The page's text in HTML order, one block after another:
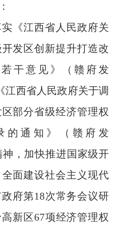
《江西省人民政府关
发区创新提升打造改
干意见》（赣府发
江西省人民政府关于调
部分省级经济管理权
的通知》（赣府发
，加快推进国家级开
面建设社会主义现代
府第18次常务会议研
新区67项经济管理权